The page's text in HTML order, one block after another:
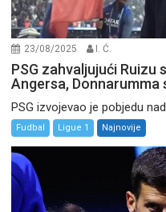
23/08/2025 I. Ć.
PSG zahvaljujući
Angersa,
PSG izvojevao je pobjedu
Fudbal Ligue 1 Najnovije